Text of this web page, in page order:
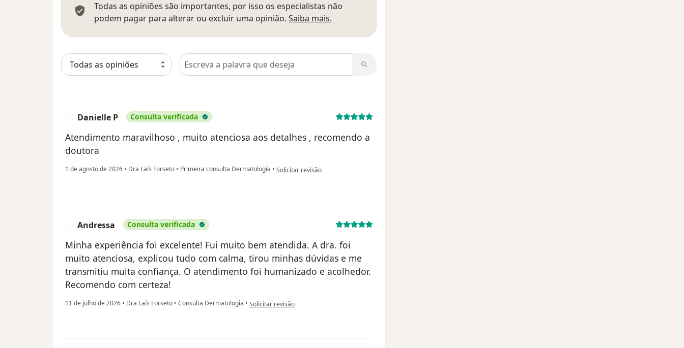
Todas as opiniões são importantes, por isso os especialistas não
podem pagar para alterar ou excluir uma opinião. Saiba mais.
Pesquisar em opiniões
Danielle P Consulta verificada
Atendimento maravilhoso , muito atenciosa aos detalhes , recomendo a
doutora
1 de agosto de 2026 • Dra Laís Forseto • Primeira consulta Dermatologia • na opinião do utilizador Danielle P
Solicitar revisão
Andressa Consulta verificada
Minha experiência foi excelente! Fui muito bem atendida. A dra. foi
muito atenciosa, explicou tudo com calma, tirou minhas dúvidas e me
transmitiu muita confiança. O atendimento foi humanizado e acolhedor.
Recomendo com certeza!
11 de julho de 2026 • Dra Laís Forseto • Consulta Dermatologia • na opinião do utilizador Andressa
Solicitar revisão